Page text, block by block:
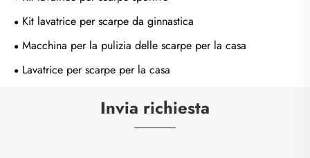
Kit lavatrice per scarpe da ginnastica
Macchina per la pulizia delle scarpe per la casa
Lavatrice per scarpe per la casa
Invia richiesta